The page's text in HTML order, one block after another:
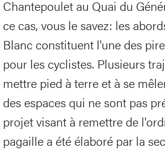
Chantepoulet au Quai du
ce cas, vous le savez: les
Blanc constituent l'une des
pour les cyclistes. Plusieurs
mettre pied à terre et à se
des espaces qui ne sont pas
projet visant à remettre de
pagaille a été élaboré par la